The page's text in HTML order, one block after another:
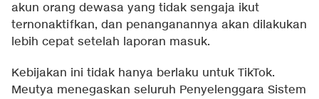
akun orang dewasa yang tidak sengaja ikut
ternonaktifkan, dan penanganannya akan dilakukan
lebih cepat setelah laporan masuk.
Kebijakan ini tidak hanya berlaku untuk TikTok.
Meutya menegaskan seluruh Penyelenggara Sistem